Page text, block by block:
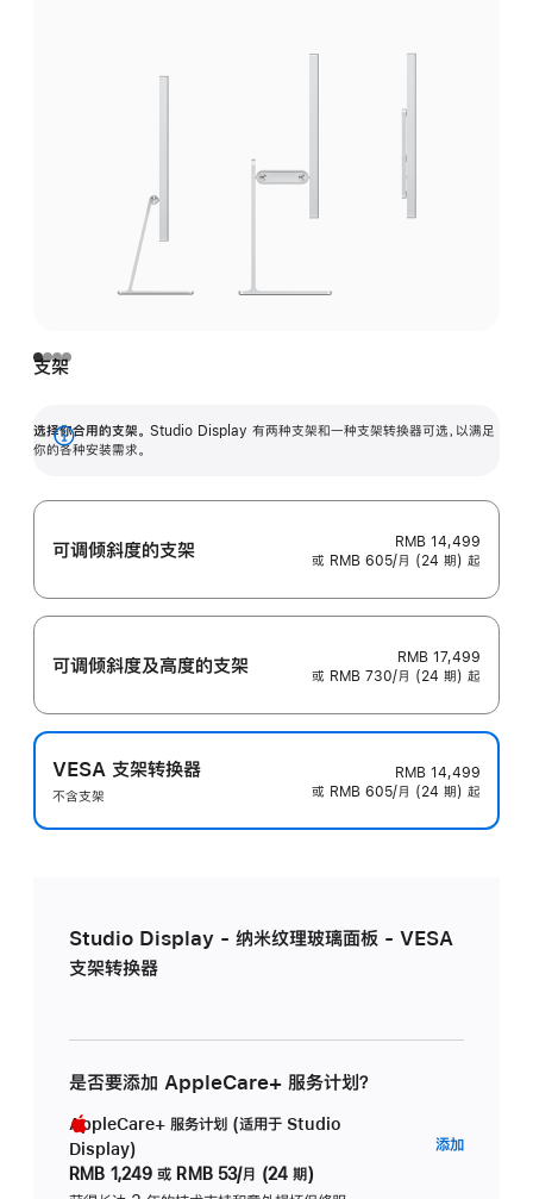
支架
选择你合用的支架。 Studio Display 有两种支架和一种支架转换器可选，以满足
你的各种安装需求。
展
可调倾斜度的支架
RMB 14,499
或 RMB 605/月 (24 期) 起
可调倾斜度及高‍度的支‍架
RMB 17,499
或 RMB 730/月 (24 期) 起
VESA 支架转换器
不含支架
RMB 14,499
或 RMB 605/月 (24 期) 起
Studio Display - 纳米纹理玻璃面板 - VESA
支架转换器
是否要添加 AppleCare+ 服务计划？
AppleCare+ 服务计划 (适用于 Studio
Display)
RMB 1,249 或 RMB 53/月 (24 期)
添加